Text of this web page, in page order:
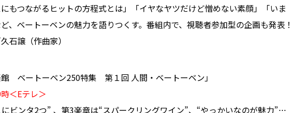
にもつながるヒットの方程式とは」「イヤなヤツだけど憎めない素顔」「いま
、ベートーベンの魅力を語りつくす。番組内で、視聴者参加型の企画も発表！
石譲（作曲家）
館 ベートーベン250特集 第１回 人間・ベートーベン」
＜Eテレ＞
ビンタ2つ” 、第3楽章は“スパークリングワイン”、“やっかいなのが魅力”…